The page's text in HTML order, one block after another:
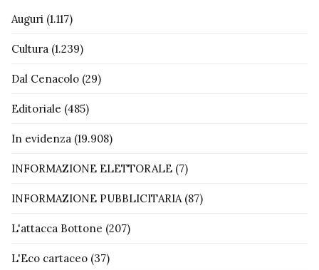
Auguri (1.117)
Cultura (1.239)
Dal Cenacolo (29)
Editoriale (485)
In evidenza (19.908)
INFORMAZIONE ELETTORALE (7)
INFORMAZIONE PUBBLICITARIA(87)
L'attacca Bottone (207)
L'Eco cartaceo (37)